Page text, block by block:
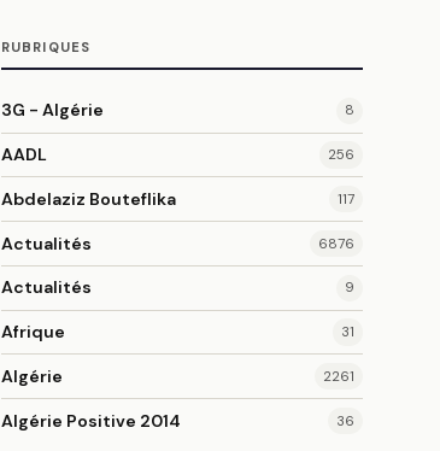
RUBRIQUES
3G - Algérie 8
AADL 256
Abdelaziz Bouteflika 117
Actualités 6876
Actualités 9
Afrique 31
Algérie 2261
Algérie Positive 2014 36